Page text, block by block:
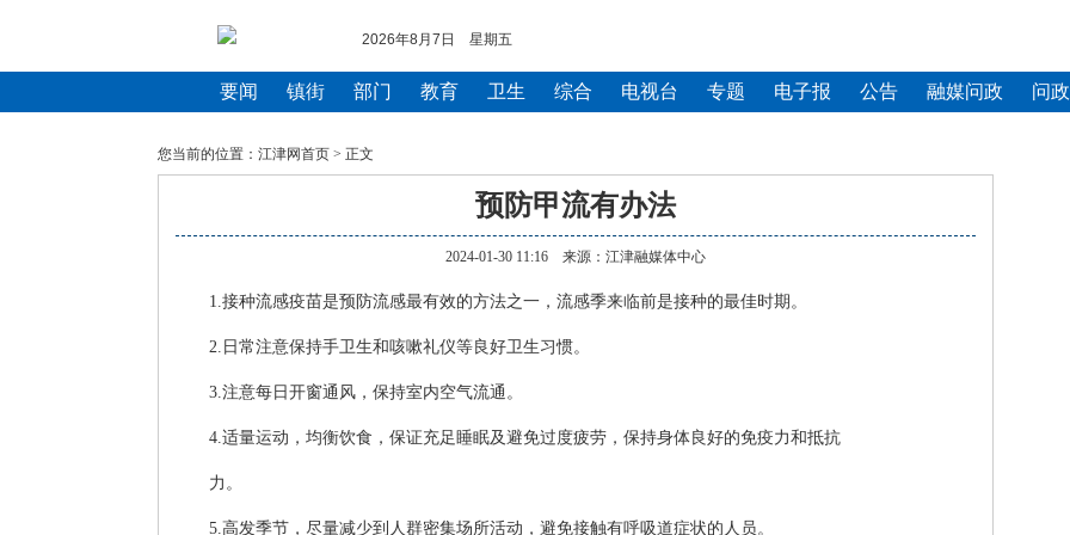
2026年8月7日 星期五
要闻 镇街 部门 教育 卫生 综合 电视台 专题 电子报 公告 融媒问政 问
您当前的位置： 江津网首页 > 正文
预防甲流有办法
2024-01-30 11:16 来源：江津融媒体中心
1.接种流感疫苗是预防流感最有效的方法之一，流感季来临前是接种的最佳时期。
2.日常注意保持手卫生和咳嗽礼仪等良好卫生习惯。
3.注意每日开窗通风，保持室内空气流通。
4.适量运动，均衡饮食，保证充足睡眠及避免过度疲劳，保持身体良好的免疫力和抵抗
力。
5.高发季节，尽量减少到人群密集场所活动，避免接触有呼吸道症状的人员。